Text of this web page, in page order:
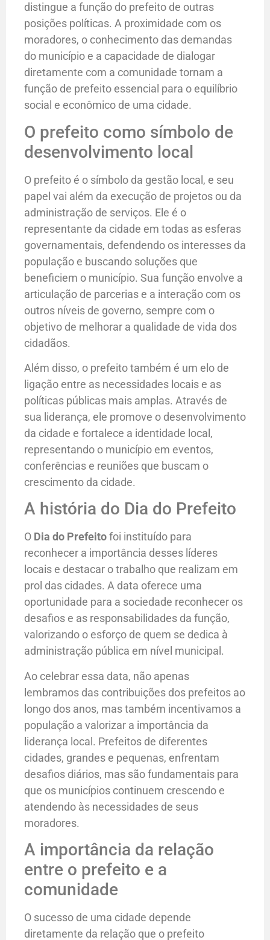
distingue a função do prefeito de outras
posições políticas. A proximidade com os
moradores, o conhecimento das demandas
do município e a capacidade de dialogar
diretamente com a comunidade tornam a
função de prefeito essencial para o equilíbrio
social e econômico de uma cidade.
O prefeito como símbolo de
desenvolvimento local
O prefeito é o símbolo da gestão local, e seu
papel vai além da execução de projetos ou da
administração de serviços. Ele é o
representante da cidade em todas as esferas
governamentais, defendendo os interesses da
população e buscando soluções que
beneficiem o município. Sua função envolve a
articulação de parcerias e a interação com os
outros níveis de governo, sempre com o
objetivo de melhorar a qualidade de vida dos
cidadãos.
Além disso, o prefeito também é um elo de
ligação entre as necessidades locais e as
políticas públicas mais amplas. Através de
sua liderança, ele promove o desenvolvimento
da cidade e fortalece a identidade local,
representando o município em eventos,
conferências e reuniões que buscam o
crescimento da cidade.
A história do Dia do Prefeito
O Dia do Prefeitofoi instituído para
reconhecer a importância desses líderes
locais e destacar o trabalho que realizam em
prol das cidades. A data oferece uma
oportunidade para a sociedade reconhecer os
desafios e as responsabilidades da função,
valorizando o esforço de quem se dedica à
administração pública em nível municipal.
Ao celebrar essa data, não apenas
lembramos das contribuições dos prefeitos ao
longo dos anos, mas também incentivamos a
população a valorizar a importância da
liderança local. Prefeitos de diferentes
cidades, grandes e pequenas, enfrentam
desafios diários, mas são fundamentais para
que os municípios continuem crescendo e
atendendo às necessidades de seus
moradores.
A importância da relação
entre o prefeito e a
comunidade
O sucesso de uma cidade depende
diretamente da relação que o prefeito